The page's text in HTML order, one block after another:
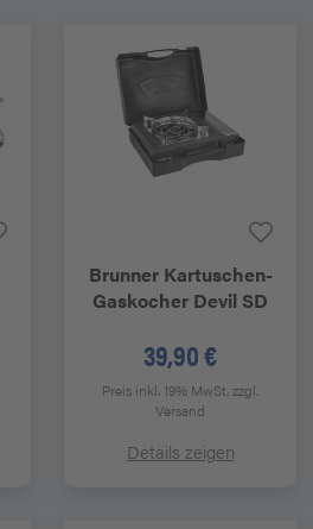
BrunnerKartuschen-
Gaskocher Devil SD
39,90 €
Preis inkl. 19% MwSt.zzgl.
Versand
Details zeigen